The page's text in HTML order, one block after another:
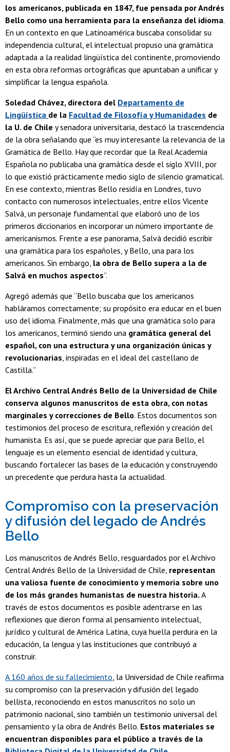
los americanos, publicada en 1847, fue pensada por Andrés
Bello como una herramienta para la enseñanza del idioma.
En un contexto en que Latinoamérica buscaba consolidar su
independencia cultural, el intelectual propuso una gramática
adaptada a la realidad lingüística del continente, promoviendo
en esta obra reformas ortográficas que apuntaban a unificar y
simplificar la lengua española.
Soledad Chávez, directora del Departamento de
Lingüística de la Facultad de Filosofía y Humanidades de
la U. de Chile y senadora universitaria, destacó la trascendencia
de la obra señalando que “es muy interesante la relevancia de la
Gramática de Bello. Hay que recordar que la Real Academia
Española no publicaba una gramática desde el siglo XVIII, por
lo que existió prácticamente medio siglo de silencio gramatical.
En ese contexto, mientras Bello residía en Londres, tuvo
contacto con numerosos intelectuales, entre ellos Vicente
Salvá, un personaje fundamental que elaboró uno de los
primeros diccionarios en incorporar un número importante de
americanismos. Frente a ese panorama, Salvá decidió escribir
una gramática para los españoles, y Bello, una para los
americanos. Sin embargo, la obra de Bello supera a la de
Salvá en muchos aspectos”.
Agregó además que “Bello buscaba que los americanos
habláramos correctamente; su propósito era educar en el buen
uso del idioma. Finalmente, más que una gramática solo para
los americanos, terminó siendo una gramática general del
español, con una estructura y una organización únicas y
revolucionarias, inspiradas en el ideal del castellano de
Castilla.”
El Archivo Central Andrés Bello de la Universidad de Chile
conserva algunos manuscritos de esta obra, con notas
marginales y correcciones de Bello. Estos documentos son
testimonios del proceso de escritura, reflexión y creación del
humanista. Es así, que se puede apreciar que para Bello, el
lenguaje es un elemento esencial de identidad y cultura,
buscando fortalecer las bases de la educación y construyendo
un precedente que perdura hasta la actualidad.
Compromiso con la preservación
y difusión del legado de Andrés
Bello
Los manuscritos de Andrés Bello, resguardados por el Archivo
Central Andrés Bello de la Universidad de Chile, representan
una valiosa fuente de conocimiento y memoria sobre uno
de los más grandes humanistas de nuestra historia. A
través de estos documentos es posible adentrarse en las
reflexiones que dieron forma al pensamiento intelectual,
jurídico y cultural de América Latina, cuya huella perdura en la
educación, la lengua y las instituciones que contribuyó a
construir.
A 160 años de su fallecimiento, la Universidad de Chile reafirma
su compromiso con la preservación y difusión del legado
bellista, reconociendo en estos manuscritos no solo un
patrimonio nacional, sino también un testimonio universal del
pensamiento y la obra de Andrés Bello. Estos materiales se
encuentran disponibles para el público a través de la